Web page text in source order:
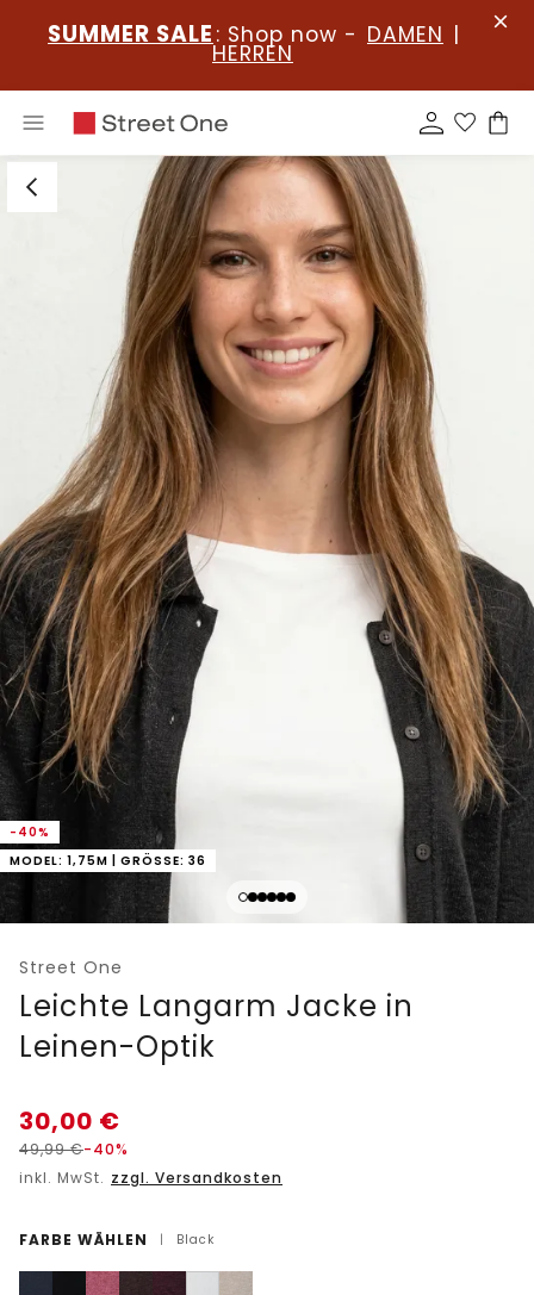
SUMMER SALE : Shop now - DAMEN |
HERREN
-40%
MODEL: 1,75M | GRÖSSE: 36
Street One
Leichte Langarm Jacke in
Leinen-Optik
30,00 €
49,99€-40%
inkl. MwSt. zzgl. Versandkosten
FARBE WÄHLEN | Black